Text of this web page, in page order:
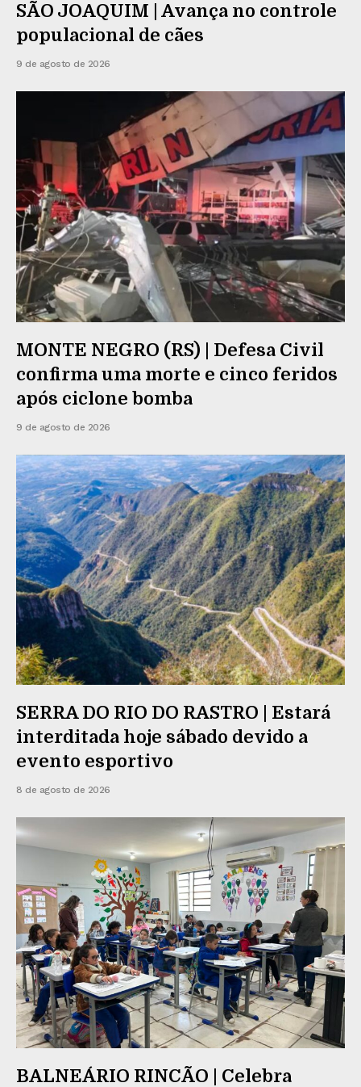
SÃO JOAQUIM | Avança no controle
populacional de cães
9 de agosto de 2026
MONTE NEGRO (RS) | Defesa Civil
confirma uma morte e cinco feridos
após ciclone bomba
9 de agosto de 2026
SERRA DO RIO DO RASTRO | Estará
interditada hoje sábado devido a
evento esportivo
8 de agosto de 2026
BALNEÁRIO RINCÃO | Celebra